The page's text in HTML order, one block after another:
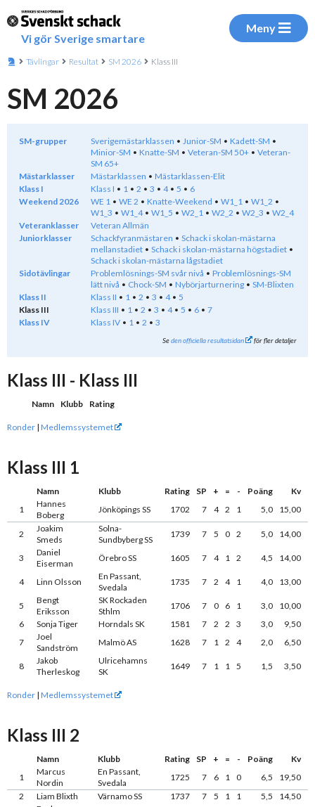
Vi gör Sverige smartare
Meny
Tävlingar Resultat SM 2026 Klass III
SM 2026
SM-grupper Sverigemästarklassen Junior-SM
Kadett-SM
Minior-SM
Knatte-SM Veteran-SM 50+
Veteran-
SM 65+
Mästarklasser
Mästarklassen
Mästarklassen-Elit
Klass I
Klass I 1 2 3 4 5
6
Weekend 2026
WE 1 WE 2 Knatte-Weekend W1_1
W1_2
W1_3
W1_4 W1_5 W2_1 W2_2 W2_3
W2_4
Veteranklasser
Veteran Allmän
Juniorklasser
Schackfyranmästaren
Schack i skolan-mästarna
mellanstadiet
Schack i skolan-mästarna högstadiet
Schack i skolan-mästarna lågstadiet
Sidotävlingar
Problemlösnings-SM svår nivå
Problemlösnings-SM
lätt nivå
Chock-SM Nybörjarturnering
SM-Blixten
Klass II
Klass II 1 2 3 4
5
Klass III
Klass III 1 2 3 4 5 6
7
Klass IV
Klass IV 1 2 3
Seden officiella resultatsidan för fler detaljer
Klass III - Klass III
Namn Klubb Rating
Ronder | Medlemssystemet
Klass III 1
Namn Klubb Rating SP + = - Poäng
Kv
1
Hannes
Boberg
Jönköpings SS 1702 7 4 2 1 5,0 15,00
2
Joakim
Smeds
Solna-
Sundbyberg SS
1739 7 5 0 2 5,0 14,00
3
Daniel
Eiserman
Örebro SS 1605 7 4 1 2 4,5 14,00
4 Linn Olsson
En Passant,
Svedala
1735 7 2 4 1 4,0 13,00
5
Bengt
Eriksson
SK Rockaden
Sthlm
1706 7 0 6 1 3,0
10,00
6
Sonja Tiger Horndals SK 1581 7 2 2 3 3,0
9,50
7
Joel
Sandström
Malmö AS 1628 7 1 2 4 2,0 6,50
8
Jakob
Therleskog
Ulricehamns
SK
1649 7 1 1 5 1,5 3,50
Ronder | Medlemssystemet
Klass III 2
Namn Klubb Rating SP + = - Poäng
Kv
1
Marcus
Nordin
En Passant,
Svedala
1725 7 6 1 0 6,5
19,50
2
Liam Blixth Värnamo SS 1737 7 5 1 1 5,5
14,50